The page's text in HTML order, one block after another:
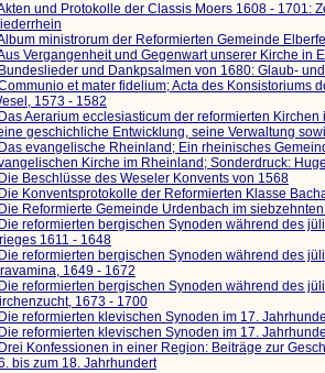
und Protokolle der Classis Moers 1608 - 1701:
ministrorum der Reformierten Gemeinde
Vergangenheit und Gegenwart unserer Kirche in
Bundeslieder und Dankpsalmen von 1680: Glaub-
et mater fidelium; Acta des Konsistoriums
1573 - 1582
Das Aerarium ecclesiasticum der reformierten
geschichliche Entwicklung, seine Verwaltung
Das evangelische Rheinland; Ein rheinisches
Kirche im Rheinland; Sonderdruck:
Die Beschlüsse des Weseler Konvents von 1568
Die Konventsprotokolle der Reformierten Klasse
Die Reformierte Gemeinde Urdenbach im
Die reformierten bergischen Synoden während des
1611 - 1648
Die reformierten bergischen Synoden während des
1649 - 1672
Die reformierten bergischen Synoden während des
1673 - 1700
Die reformierten klevischen Synoden im 17.
Die reformierten klevischen Synoden im 17.
Drei Konfessionen in einer Region: Beiträge zur
bis zum 18. Jahrhundert